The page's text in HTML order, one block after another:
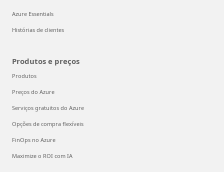
Azure Essentials
Histórias de clientes
Produtos e preços
Produtos
Preços do Azure
Serviços gratuitos do Azure
Opções de compra flexíveis
FinOps no Azure
Maximize o ROI com IA